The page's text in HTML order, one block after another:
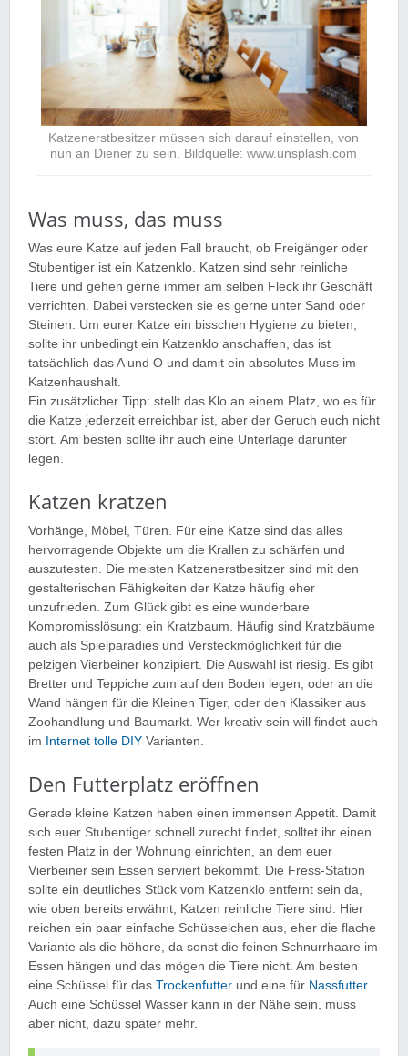
Katzenerstbesitzer müssen sich darauf einstellen, von
nun an Diener zu sein. Bildquelle: www.unsplash.com
Was muss, das muss
Was eure Katze auf jeden Fall braucht, ob Freigänger oder
Stubentiger ist ein Katzenklo. Katzen sind sehr reinliche
Tiere und gehen gerne immer am selben Fleck ihr Geschäft
verrichten. Dabei verstecken sie es gerne unter Sand oder
Steinen. Um eurer Katze ein bisschen Hygiene zu bieten,
sollte ihr unbedingt ein Katzenklo anschaffen, das ist
tatsächlich das A und O und damit ein absolutes Muss im
Katzenhaushalt.
Ein zusätzlicher Tipp: stellt das Klo an einem Platz, wo es für
die Katze jederzeit erreichbar ist, aber der Geruch euch nicht
stört. Am besten sollte ihr auch eine Unterlage darunter
legen.
Katzen kratzen
Vorhänge, Möbel, Türen. Für eine Katze sind das alles
hervorragende Objekte um die Krallen zu schärfen und
auszutesten. Die meisten Katzenerstbesitzer sind mit den
gestalterischen Fähigkeiten der Katze häufig eher
unzufrieden. Zum Glück gibt es eine wunderbare
Kompromisslösung: ein Kratzbaum. Häufig sind Kratzbäume
auch als Spielparadies und Versteckmöglichkeit für die
pelzigen Vierbeiner konzipiert. Die Auswahl ist riesig. Es gibt
Bretter und Teppiche zum auf den Boden legen, oder an die
Wand hängen für die Kleinen Tiger, oder den Klassiker aus
Zoohandlung und Baumarkt. Wer kreativ sein will findet auch
im
Internet tolle DIY Varianten.
Den Futterplatz eröffnen
Gerade kleine Katzen haben einen immensen Appetit. Damit
sich euer Stubentiger schnell zurecht findet, solltet ihr einen
festen Platz in der Wohnung einrichten, an dem euer
Vierbeiner sein Essen serviert bekommt. Die Fress-Station
sollte ein deutliches Stück vom Katzenklo entfernt sein da,
wie oben bereits erwähnt, Katzen reinliche Tiere sind. Hier
reichen ein paar einfache Schüsselchen aus, eher die flache
Variante als die höhere, da sonst die feinen Schnurrhaare im
Essen hängen und das mögen die Tiere nicht. Am besten
eine Schüssel für das Trockenfutter und eine für Nassfutter.
Auch eine Schüssel Wasser kann in der Nähe sein, muss
aber nicht, dazu später mehr.